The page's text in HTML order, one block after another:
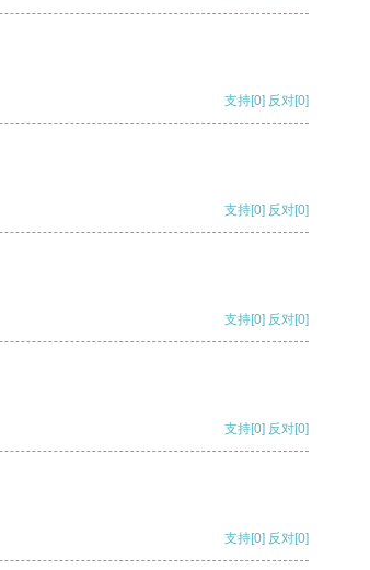
支持[0] 反对[0]
支持[0] 反对[0]
支持[0] 反对[0]
支持[0] 反对[0]
支持[0] 反对[0]